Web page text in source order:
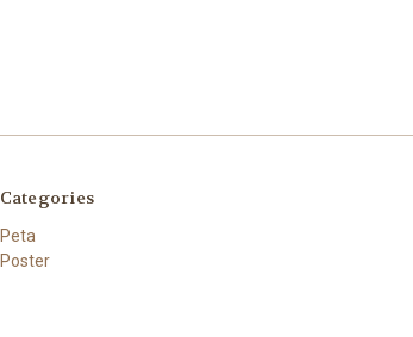
Categories
Peta
Poster